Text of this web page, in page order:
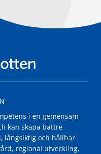
i en gemensam
kan skapa bättre
långsiktig och hållbar
regional utveckling,